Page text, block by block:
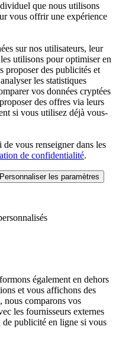
que nous utilisons
vous offrir une expérience
sur nos utilisateurs, leur
utilisons pour optimiser en
proposer des publicités et
les statistiques
vos données cryptées
des offres via leurs
si vous utilisez déjà vous-
vous renseigner dans les
de confidentialité.
Personnaliser les paramètres
également en dehors
et vous affichons des
nous comparons vos
les fournisseurs externes
de publicité en ligne si vous